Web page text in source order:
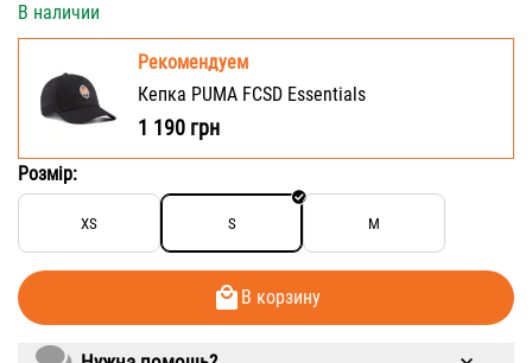
В наличии
Рекомендуем
Кепка PUMA FCSD Essentials
1 190 грн
Розмір:
XS S M
В корзину